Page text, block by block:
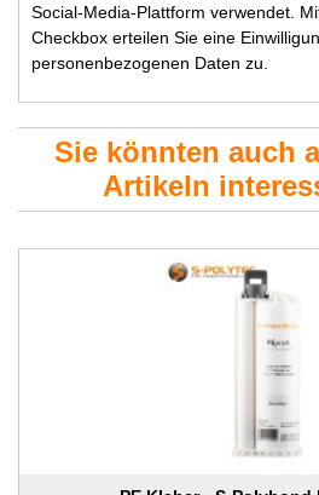
Social-Media-Plattform verwendet.
Checkbox erteilen Sie eine
personenbezogenen Daten zu.
Sie könnten auch
Artikeln